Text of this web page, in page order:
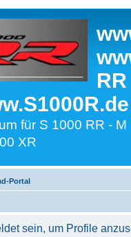
für S 1000 RR -
XR
Portal
sein, um Profile